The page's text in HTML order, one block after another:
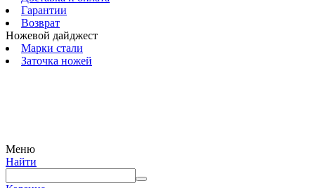
Гарантии
Возврат
Ножевой дайджест
Марки стали
Заточка ножей
Меню
Найти